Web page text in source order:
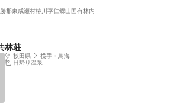
郡東成瀬村椿川字仁郷山国有林内
林荘
秋田県 横手・鳥海
日帰り温泉